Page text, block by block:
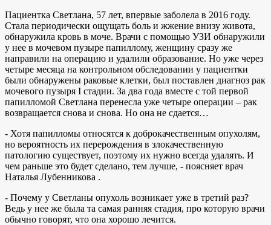
Пациентка Светлана, 57 лет, впервые заболела в 2016 году.
Стала периодически ощущать боль и жжение внизу живота,
обнаружила кровь в моче. Врачи с помощью УЗИ обнаружили
у нее в мочевом пузыре папиллому, женщину сразу же
направили на операцию и удалили образование. Но уже через
четыре месяца на контрольном обследовании у пациентки
были обнаружены раковые клетки, был поставлен диагноз рак
мочевого пузыря I стадии. За два года вместе с той первой
папилломой Светлана перенесла уже четыре операции – рак
возвращается снова и снова. Но она не сдается…
- Хотя папилломы относятся к доброкачественным опухолям,
но вероятность их перерождения в злокачественную
патологию существует, поэтому их нужно всегда удалять. И
чем раньше это будет сделано, тем лучше, - поясняет врач
Наталья Лубенникова .
- Почему у Светланы опухоль возникает уже в третий раз?
Ведь у нее же была та самая ранняя стадия, про которую врачи
обычно говорят, что она хорошо лечится.